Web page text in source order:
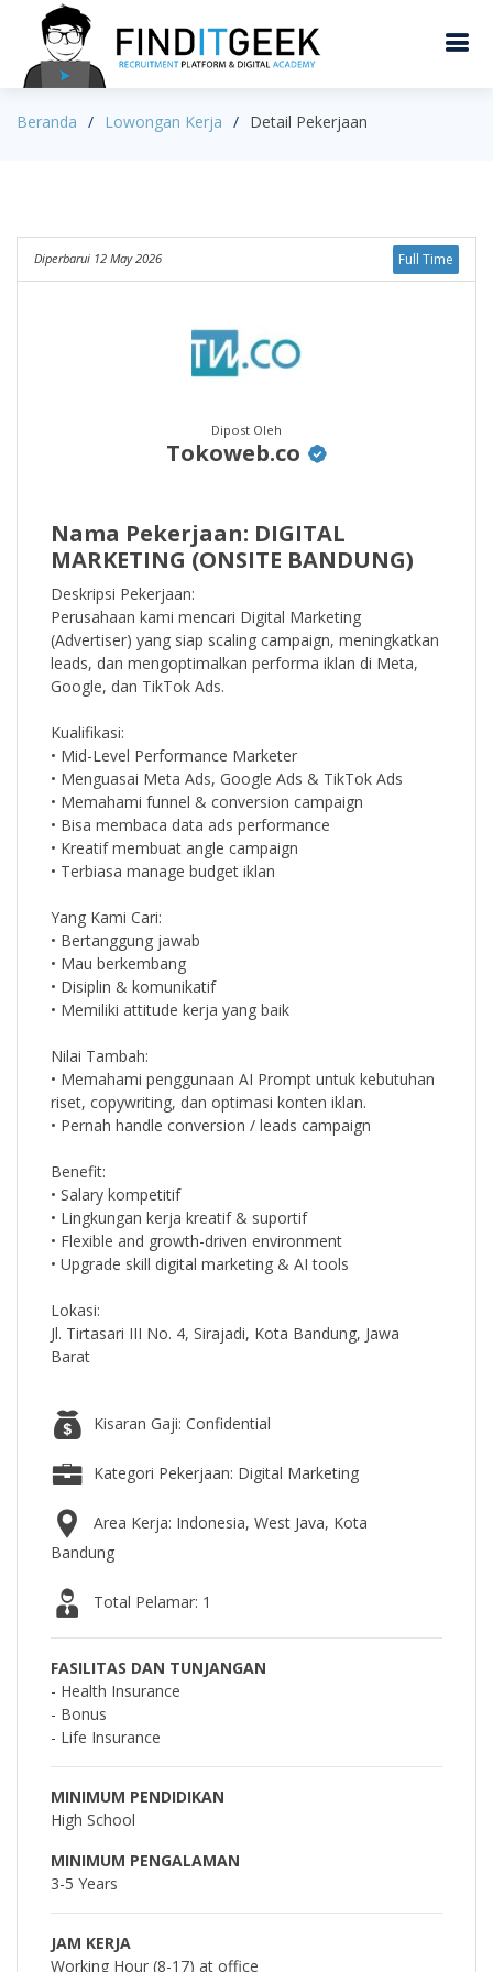
Beranda Lowongan Kerja Detail Pekerjaan
Diperbarui 12 May 2026 Full Time
Dipost Oleh
Tokoweb.co
Nama Pekerjaan: DIGITAL
MARKETING (ONSITE BANDUNG)
Deskripsi Pekerjaan:
Perusahaan kami mencari Digital Marketing
(Advertiser) yang siap scaling campaign, meningkatkan
leads, dan mengoptimalkan performa iklan di Meta,
Google, dan TikTok Ads.
Kualifikasi:
• Mid-Level Performance Marketer
• Menguasai Meta Ads, Google Ads & TikTok Ads
• Memahami funnel & conversion campaign
• Bisa membaca data ads performance
• Kreatif membuat angle campaign
• Terbiasa manage budget iklan
Yang Kami Cari:
• Bertanggung jawab
• Mau berkembang
• Disiplin & komunikatif
• Memiliki attitude kerja yang baik
Nilai Tambah:
• Memahami penggunaan AI Prompt untuk kebutuhan
riset, copywriting, dan optimasi konten iklan.
• Pernah handle conversion / leads campaign
Benefit:
• Salary kompetitif
• Lingkungan kerja kreatif & suportif
• Flexible and growth-driven environment
• Upgrade skill digital marketing & AI tools
Lokasi:
Jl. Tirtasari III No. 4, Sirajadi, Kota Bandung, Jawa
Barat
Kisaran Gaji: Confidential
Kategori Pekerjaan: Digital Marketing
Area Kerja: Indonesia, West Java, Kota
Bandung
Total Pelamar: 1
FASILITAS DAN TUNJANGAN
- Health Insurance
- Bonus
- Life Insurance
MINIMUM PENDIDIKAN
High School
MINIMUM PENGALAMAN
3-5 Years
JAM KERJA
Working Hour (8-17) at office